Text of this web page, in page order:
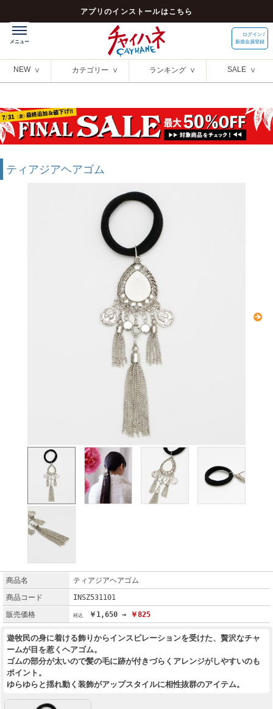
アプリのインストールはこちら
ログイン /
新規会員登録
NEW カテゴリー ランキング SALE
ティアジアヘアゴム
商品名
ティアジアヘアゴム
商品コード
INSZ531101
販売価格
￥1,650 → ￥825
遊牧民の身に着ける飾りからインスピレーションを受けた、贅沢なチャ
ームが目を惹くヘアゴム。
ゴムの部分が太いので髪の毛に跡が付きづらくアレンジがしやすいのも
ポイント。
ゆらゆらと揺れ動く装飾がアップスタイルに相性抜群のアイテム。